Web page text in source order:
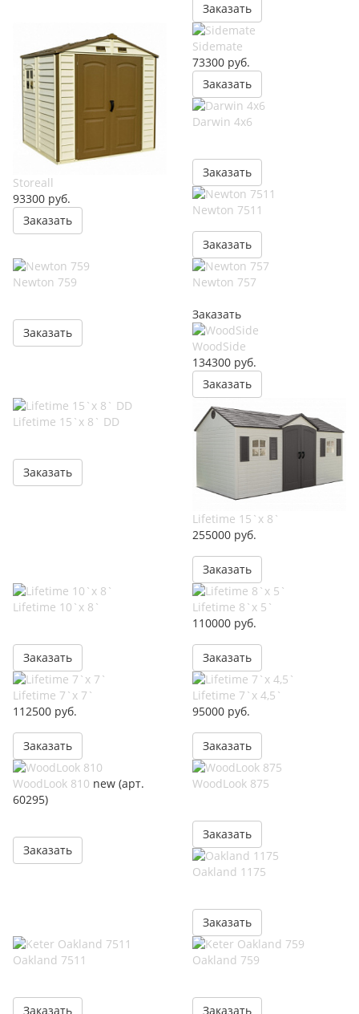
Заказать
Storeall
93300 руб.
Заказать
Sidemate
73300 руб.
Заказать
Darwin 4x6
Заказать
Newton 7511
Заказать
Newton 759
Заказать
Newton 757
Заказать
WoodSide
134300 руб.
Заказать
Lifetime 15`x 8` DD
Заказать
Lifetime 15`x 8`
255000 руб.
Заказать
Lifetime 10`x 8`
Заказать
Lifetime 8`x 5`
110000 руб.
Заказать
Lifetime 7`x 7`
112500 руб.
Заказать
Lifetime 7`x 4,5`
95000 руб.
Заказать
WoodLook 810 new (арт.
60295)
Заказать
WoodLook 875
Заказать
Oakland 1175
Заказать
Oakland 7511
Заказать
Oakland 759
Заказать